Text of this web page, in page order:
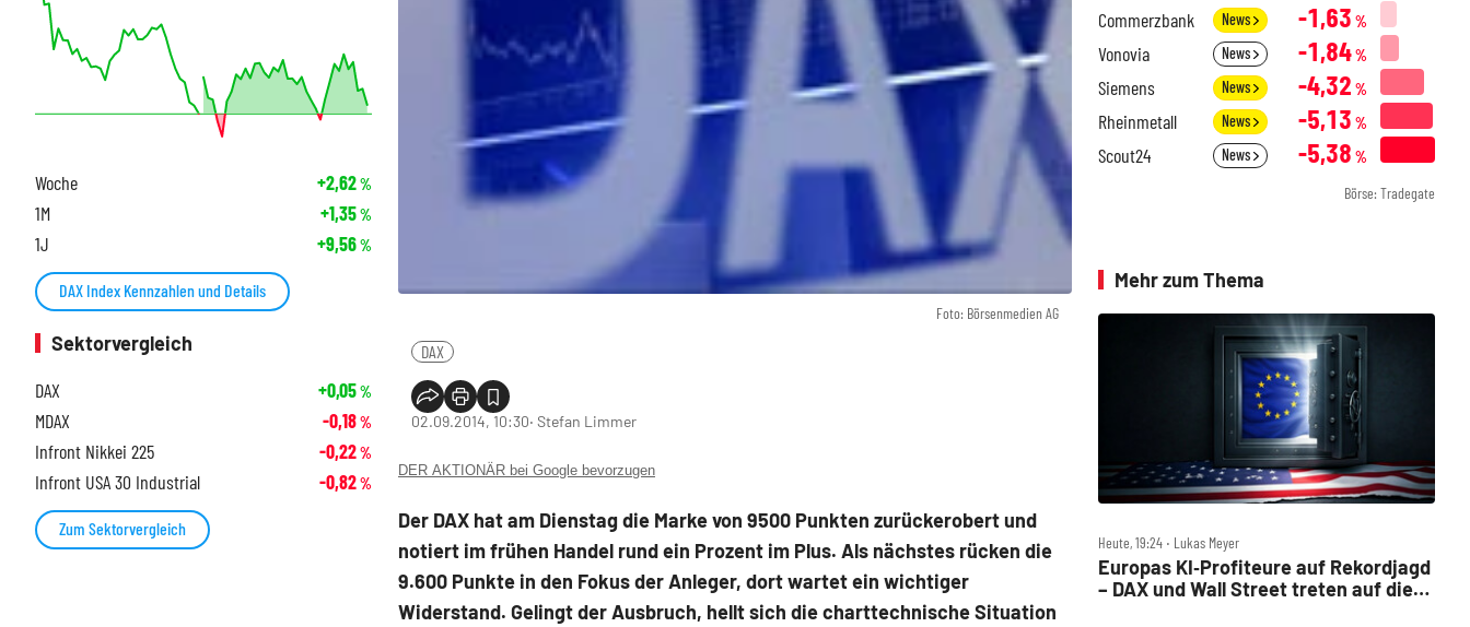
Foto: Börsenmedien AG
DAX
02.09.2014, 10:30‧ Stefan Limmer
DER AKTIONÄR bei Google bevorzugen
Der DAX hat am Dienstag die Marke von 9500 Punkten zurückerobert und
notiert im frühen Handel rund ein Prozent im Plus. Als nächstes rücken die
9.600 Punkte in den Fokus der Anleger, dort wartet ein wichtiger
Widerstand. Gelingt der Ausbruch, hellt sich die charttechnische Situation
Woche +2,62%
1M +1,35%
1J +9,56%
DAX Index Kennzahlen und Details
Sektorvergleich
DAX
+0,05%
MDAX -0,18%
Infront Nikkei 225 -0,22%
Infront USA 30 Industrial -0,82%
Zum Sektorvergleich
Commerzbank News -1,63 %
Vonovia News -1,84%
Siemens News -4,32 %
Rheinmetall News -5,13 %
Scout24 News -5,38 %
Börse: Tradegate
Mehr zum Thema
Heute, 19:24 ‧ Lukas Meyer
Europas KI‑Profiteure auf Rekordjagd
– DAX und Wall Street treten auf die